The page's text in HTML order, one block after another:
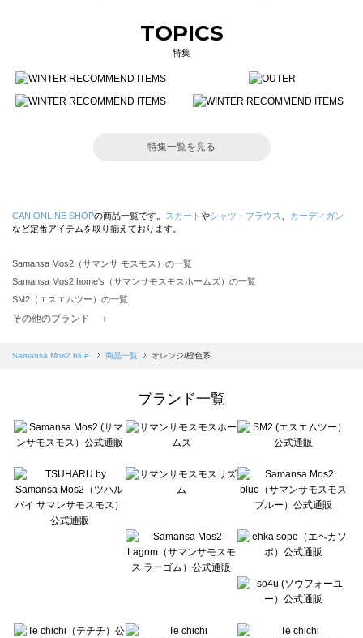
TOPICS
特集
特集一覧を見る
CAN ONLINE SHOPの商品一覧です。 スカート やシャツ・ブラウス
カーディガン
など定番アイテムを取り揃えております。
Samansa Mos2（サマンサ モスモス）の一覧
Samansa Mos2 home's（サマンサモスモスホームズ）の一覧
SM2（エスエムツー）の一覧
TSUHARU by Samansa Mos2（ツハルバイサマンサモスモス）の一覧
Samansa Mos2 blue（サマンサモスモス ブルー）の一覧
Te chichi（テチチ）の一覧
Te chichi CLASSIC（テチチ クラシック）の一覧
Lugnoncure（ルノンキュール）の一覧
BETTY'S BLUE（べティーズブルー）の一覧
Wpc.（ワールドパーティー）の一覧
その他のブランド ＋
Samansa Mos2 blue 商品一覧 オレンジ/橙色系
ブランド一覧